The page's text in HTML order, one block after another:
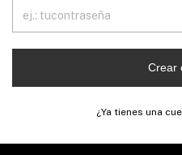
Crear
¿Ya tienes una